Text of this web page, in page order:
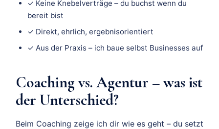
✓ Keine Knebelverträge – du buchst wenn du
bereit bist
✓ Direkt, ehrlich, ergebnisorientiert
✓ Aus der Praxis – ich baue selbst Businesses auf
Coaching vs. Agentur – was ist
der Unterschied?
Beim Coaching zeige ich dir wie es geht – du setzt